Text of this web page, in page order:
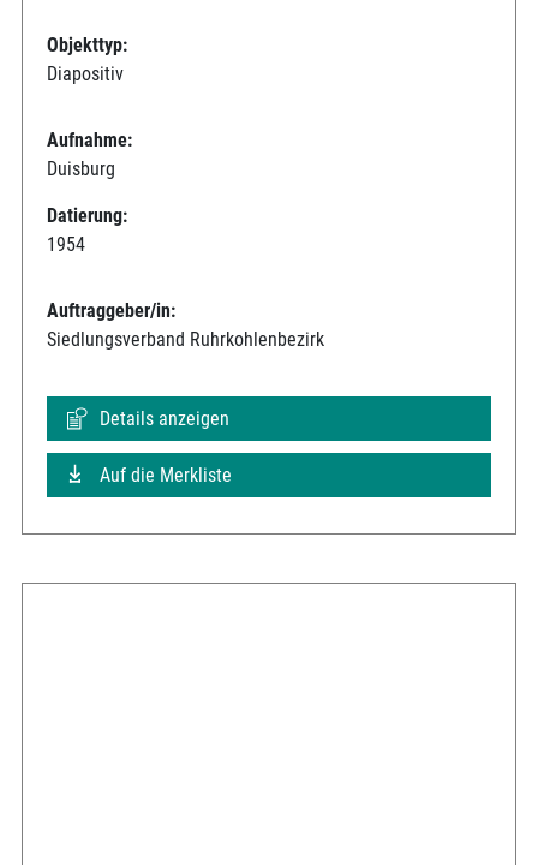
Objekttyp:
Diapositiv
Aufnahme:
Duisburg
Datierung:
1954
Auftraggeber/in:
Siedlungsverband Ruhrkohlenbezirk
Details anzeigen
Auf die Merkliste